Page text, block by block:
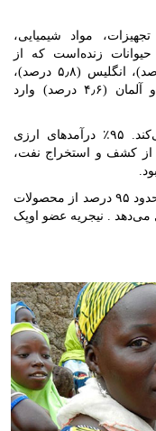
مواد شیمیایی،
زنده‌است که از
کشورهای چین (۱۰٫۷ درصد)، هلند (۶٫۲ درصد)، انگلیس (۵٫۸ درصد)،
فرانسه (۵٫۶ درصد)، برزیل (۵٫۱ درصد) و آلمان (۴٫۶ درصد) وارد
رود نیجر، نیمه جنوبی کشور را آبیاری می‌کند. ۹۵٪ درآمدهای ارزی
از کشف و استخراج نفت،
این کشور یکی از صادرکنندگان نفت است و حدود ۹۵ درصد از محصولات
. نیجریه عضو اوپک